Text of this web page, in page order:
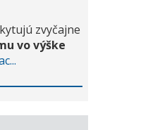
zvyčajne
vo výške